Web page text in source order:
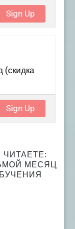
Sign Up
(скидка
Sign Up
ЧИТАЕТЕ:
МЕСЯЦ